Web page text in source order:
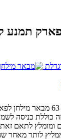
שביל ישראל קטע מס 63
כוללת כניסה
ומומלץ לתאם
לותר מאחר